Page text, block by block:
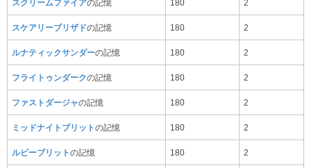
スクリームファイアの記憶 180 2
スケアリーブリザドの記憶 180 2
ルナティックサンダーの記憶 180 2
フライトゥンダークの記憶 180 2
ファストダージャの記憶 180 2
ミッドナイトブリットの記憶 180 2
ルビーブリットの記憶 180 2